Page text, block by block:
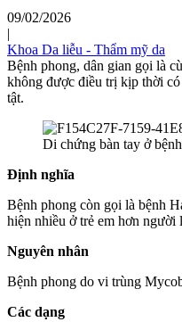
09/02/2026
|
Khoa Da liễu - Thẩm mỹ da
Bệnh phong, dân gian gọi là
không được điều trị kịp thời
tật.
Di chứng bàn tay ở
Định nghĩa
Bệnh phong còn gọi là bệnh
hiện nhiều ở trẻ em hơn người
Nguyên nhân
Bệnh phong do vi trùng
Các dạng